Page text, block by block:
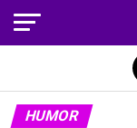
HUMOR